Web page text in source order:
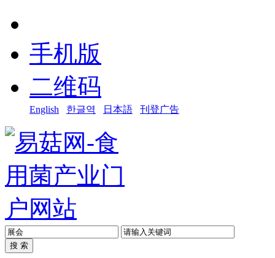
手机版
二维码
English 한글역 日本語 刊登广告